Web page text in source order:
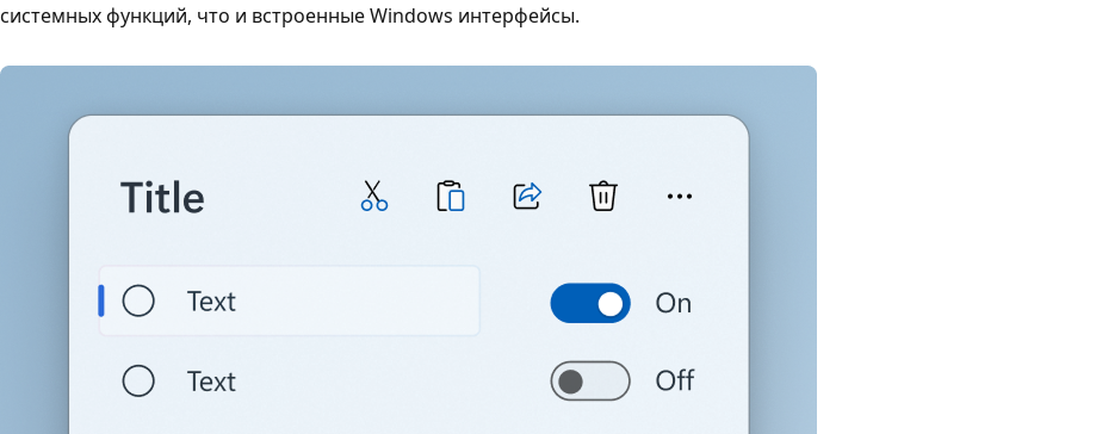
системных функций, что и встроенные Windows интерфейсы.